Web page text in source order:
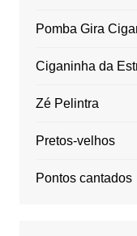
Pomba Gira
Ciganinha da
Zé Pelintra
Pretos-velhos
Pontos cantados